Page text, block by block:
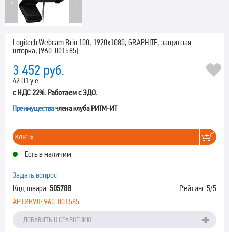
Logitech Webcam Brio 100, 1920x1080, GRAPHITE, защитная
шторка, [960-001585]
3 452 руб.
42.01 у.е.
с НДС 22%. Работаем с ЭДО.
Преимуществачлена клуба РИТМ-ИТ
КУПИТЬ
Есть в наличии
Задать вопрос
Рейтинг 5/5
Код товара:505788
АРТИКУЛ:960-001585
ДОБАВИТЬ К СРАВНЕНИЮ